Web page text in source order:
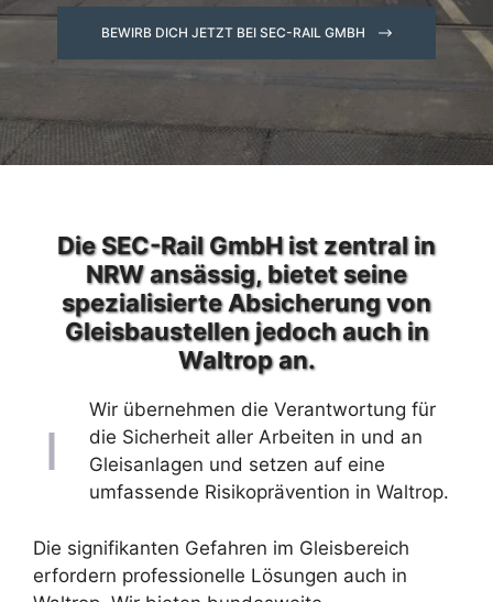
BEWIRB DICH JETZT BEI SEC-RAIL GMBH
Die SEC-Rail GmbH ist zentral in
NRW ansässig, bietet seine
spezialisierte Absicherung von
Gleisbaustellen jedoch auch in
Waltrop an.
Wir übernehmen die Verantwortung für
die Sicherheit aller Arbeiten in und an
Gleisanlagen und setzen auf eine
umfassende Risikoprävention in Waltrop.
Die signifikanten Gefahren im Gleisbereich
erfordern professionelle Lösungen auch in